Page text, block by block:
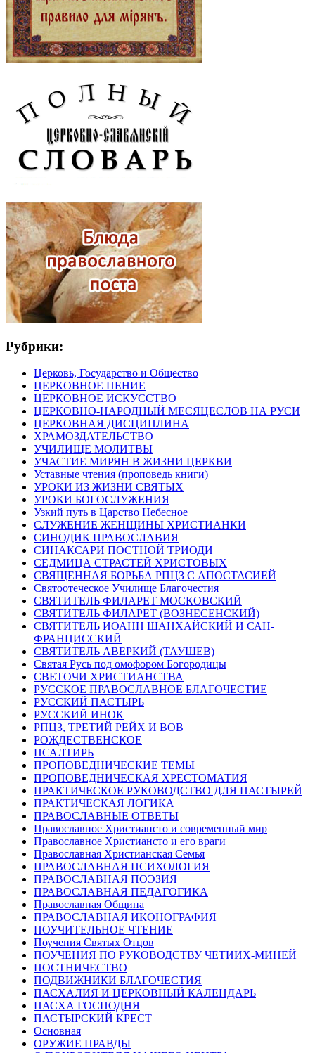
Рубрики:
Церковь, Государство и Общество
ЦЕРКОВНОЕ ПЕНИЕ
ЦЕРКОВНОЕ ИСКУССТВО
ЦЕРКОВНО-НАРОДНЫЙ МЕСЯЦЕСЛОВ НА РУСИ
ЦЕРКОВНАЯ ДИСЦИПЛИНА
ХРАМОЗДАТЕЛЬСТВО
УЧИЛИЩЕ МОЛИТВЫ
УЧАСТИЕ МИРЯН В ЖИЗНИ ЦЕРКВИ
Уставные чтения (проповедь книги)
УРОКИ ИЗ ЖИЗНИ СВЯТЫХ
УРОКИ БОГОСЛУЖЕНИЯ
Узкий путь в Царство Небесное
СЛУЖЕНИЕ ЖЕНЩИНЫ ХРИСТИАНКИ
СИНОДИК ПРАВОСЛАВИЯ
СИНАКСАРИ ПОСТНОЙ ТРИОДИ
СЕДМИЦА СТРАСТЕЙ ХРИСТОВЫХ
СВЯЩЕННАЯ БОРЬБА РПЦЗ С АПОСТАСИЕЙ
Святоотеческое Училище Благочестия
СВЯТИТЕЛЬ ФИЛАРЕТ МОСКОВСКИЙ
СВЯТИТЕЛЬ ФИЛАРЕТ (ВОЗНЕСЕНСКИЙ)
СВЯТИТЕЛЬ ИОАНН ШАНХАЙСКИЙ И САН-
ФРАНЦИССКИЙ
СВЯТИТЕЛЬ АВЕРКИЙ (ТАУШЕВ)
Святая Русь под омофором Богородицы
СВЕТОЧИ ХРИСТИАНСТВА
РУССКОЕ ПРАВОСЛАВНОЕ БЛАГОЧЕСТИЕ
РУССКИЙ ПАСТЫРЬ
РУССКИЙ ИНОК
РПЦЗ, ТРЕТИЙ РЕЙХ И ВОВ
РОЖДЕСТВЕНСКОЕ
ПСАЛТИРЬ
ПРОПОВЕДНИЧЕСКИЕ ТЕМЫ
ПРОПОВЕДНИЧЕСКАЯ ХРЕСТОМАТИЯ
ПРАКТИЧЕСКОЕ РУКОВОДСТВО ДЛЯ ПАСТЫРЕЙ
ПРАКТИЧЕСКАЯ ЛОГИКА
ПРАВОСЛАВНЫЕ ОТВЕТЫ
Православное Христиансто и современный мир
Православное Христиансто и его враги
Православная Христианская Семья
ПРАВОСЛАВНАЯ ПСИХОЛОГИЯ
ПРАВОСЛАВНАЯ ПОЭЗИЯ
ПРАВОСЛАВНАЯ ПЕДАГОГИКА
Православная Община
ПРАВОСЛАВНАЯ ИКОНОГРАФИЯ
ПОУЧИТЕЛЬНОЕ ЧТЕНИЕ
Поучения Святых Отцов
ПОУЧЕНИЯ ПО РУКОВОДСТВУ ЧЕТИИХ-МИНЕЙ
ПОСТНИЧЕСТВО
ПОДВИЖНИКИ БЛАГОЧЕСТИЯ
ПАСХАЛИЯ И ЦЕРКОВНЫЙ КАЛЕНДАРЬ
ПАСХА ГОСПОДНЯ
ПАСТЫРСКИЙ КРЕСТ
Основная
ОРУЖИЕ ПРАВДЫ